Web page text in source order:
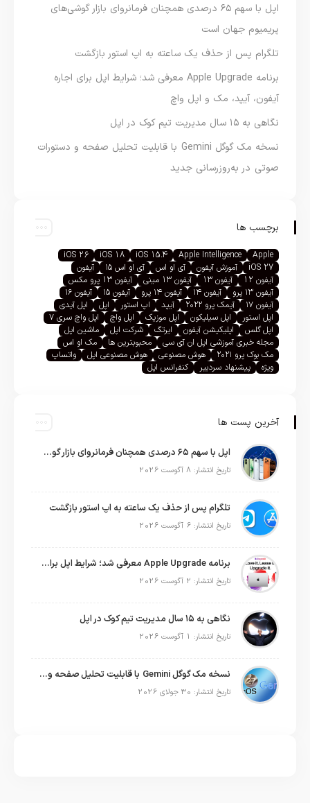
اپل با سهم ۶۵ درصدی همچنان فرمانروای بازار گوشی‌های
پریمیوم جهان است
تلگرام پس از حذف یک ساعته به اپ استور بازگشت
برنامه Apple Upgrade معرفی شد؛ شرایط اپل برای اجاره
آیفون، آیپد، مک و اپل واچ
نگاهی به ۱۵ سال مدیریت تیم کوک در اپل
نسخه مک گوگل Gemini با قابلیت تحلیل صفحه و دستورات
صوتی در به‌روزرسانی جدید
برچسب ها
Apple
Apple Intelligence
iOS 15.4
iOS 18
iOS 26
iOS 27
آموزش آیفون آی او اس آی او اس ۱۵
آیفون
آیفون 12
آیفون 13 آیفون 13 مینی
آیفون 13 پرو مکس
آیفون ۱۳ پرو
آیفون ۱۴ آیفون ۱۴ پرو آیفون ۱۵
آیفون ۱۶
آیفون ۱۷
آیمک پرو ۲۰۲۲ آیپد اپ استور اپل
اپل آیدی
اپل استور
اپل سیلیکون اپل موزیک اپل واچ
اپل واچ سری ۷
اپل گلس
اپلیکیشن آیفون ایرتگ شرکت اپل
ماشین اپل
مجله خبری آموزشی اپل ان آی سی
محبوبترین ها
مک او اس
مک بوک پرو ۲۰۲۱
هوش مصنوعی هوش مصنوعی اپل
واتساپ
ویژه
پیشنهاد سردبیر کنفرانس اپل
آخرین پست ها
اپل با سهم ۶۵ درصدی همچنان فرمانروای بازار گوشی‌های پریمیوم جهان است
تاریخ انتشار: 8 آگوست 2026
تلگرام پس از حذف یک ساعته به اپ استور بازگشت
تاریخ انتشار: 6 آگوست 2026
برنامه Apple Upgrade معرفی شد؛ شرایط اپل برای اجاره آیفون، آیپد، مک و اپل واچ
تاریخ انتشار: 2 آگوست 2026
نگاهی به ۱۵ سال مدیریت تیم کوک در اپل
تاریخ انتشار: 1 آگوست 2026
نسخه مک گوگل Gemini با قابلیت تحلیل صفحه و دستورات صوتی در به‌روزرسانی جدید
تاریخ انتشار: 30 جولای 2026